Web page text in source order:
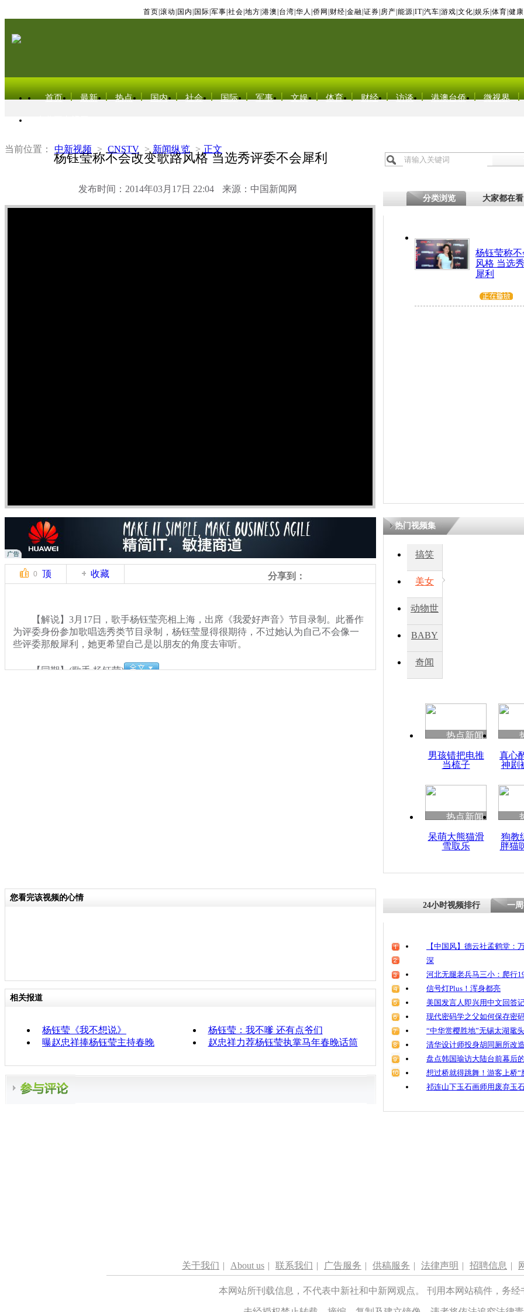
首页 滚动 国内 国际 军事 社会 地方 港澳 台湾 华人 侨网 财经 金融 证券 房产 能源 IT| 汽车 游戏 文化 娱乐 体育 健康
首页 最新 热点 国内 社会 国际 军事 文娱 体育 财经 访谈 港澳台侨 微视界
当前位置： 中新视频 > CNSTV > 新闻纵览 > 正文
杨钰莹称不会改变歌路风格 当选秀评委不会犀利
发布时间：2014年03月17日 22:04 来源：中国新闻网
分类浏览 大家都在看
杨钰莹称
风格 当选
犀利
0 顶 收藏 分享到：
【解说】3月17日，歌手杨钰莹亮相上海，出席《我爱好声音》节目录制。此番作
为评委身份参加歌唱选秀类节目录制，杨钰莹显得很期待，不过她认为自己不会像一
些评委那般犀利，她更希望自己是以朋友的角度去审听。
【同期】(歌手 杨钰莹)
热门视频集
搞笑
美女
动物世
BABY
秀
奇闻
热点新闻
男孩错把电推
当梳子
真心
神剧
热点新闻
呆萌大熊猫滑
雪取乐
狗教
胖猫
您看完该视频的心情
相关报道
杨钰莹《我不想说》
杨钰莹：我不嗲 还有点爷们
曝赵忠祥捧杨钰莹主持春晚
赵忠祥力荐杨钰莹执掌马年春晚话筒
24小时视频排行 一
【中国风】德云社孟鹤堂：
深
河北无腿老兵马三小：爬行
信号灯Plus！浑身都亮
美国发言人即兴用中文回答
现代密码学之父如何保存密
“中华赏樱胜地”无锡太湖鼋
清华设计师投身胡同厕所改
盘点韩国瑜访大陆台前幕后
想过桥就得跳舞！游客上桥“
祁连山下玉石画师用废弃玉
关于我们 | About us | 联系我们 | 广告服务 | 供稿服务 | 法律声明 | 招聘信息 |
本网站所刊载信息，不代表中新社和中新网观点。 刊用本网站稿件，务经